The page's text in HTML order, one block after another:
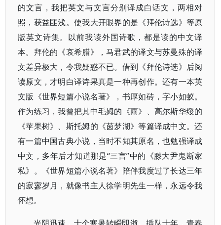
的文言，我把英文与文言分别译成白话文，两相对
照，获益匪浅。使我大开眼界的是《拜伦诗选》等原
版英文诗集。以前我读外国诗歌，都是读的中文译
本。拜伦的《哀希腊》，马君武的译文与苏曼殊的译
文差异极大，令我疑惑不已。借到《拜伦诗选》后阅
读原文，才明白译诗果真是一种再创作。还有一本英
文版《世界短篇小说名著》，书厚如砖，字小如蚁。
作为练习，我曾把其中毛姆的《雨》、高尔斯华绥的
《苹果树》、斯托姆的《茵梦湖》等篇译成中文。还
有一篇中国古典小说，当时不知其原名，也勉强译成
中文，多年后才知道那是“三言”中的《滕大尹鬼断家
私》。《世界短篇小说名著》陪伴我度过了长达三年
的寂寥岁月，就像书主人徐学明先生一样，永远令我
怀想。